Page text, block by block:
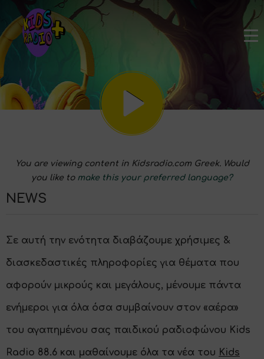
You are viewing content in Kidsradio.com Greek. Would
you like to make this your preferred language?
NEWS
Σε αυτή την ενότητα διαβάζουμε χρήσιμες &
διασκεδαστικές πληροφορίες για θέματα που
αφορούν μικρούς και μεγάλους, μένουμε πάντα
ενήμεροι για όλα όσα συμβαίνουν στον «αέρα»
του αγαπημένου σας παιδικού ραδιοφώνου Kids
Radio 88.6 και μαθαίνουμε όλα τα νέα του Kids